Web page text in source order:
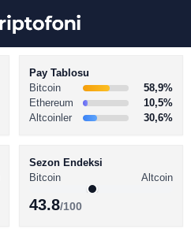
Pay Tablosu
Bitcoin
58,9%
Ethereum
10,5%
Altcoinler
30,6%
Sezon Endeksi
Bitcoin
Altcoin
43.8/100